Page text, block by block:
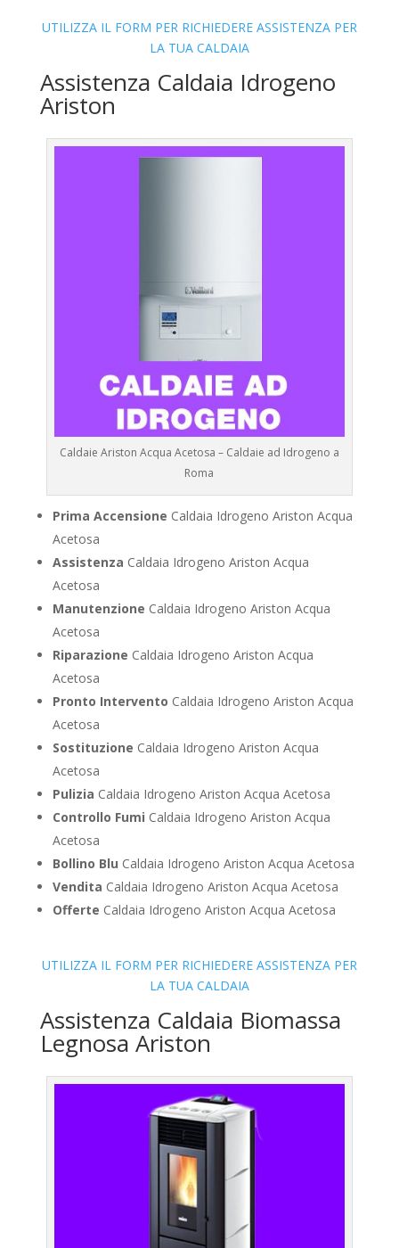
UTILIZZA IL FORM PER RICHIEDERE ASSISTENZA PER
LA TUA CALDAIA
Assistenza Caldaia Idrogeno
Ariston
Caldaie Ariston Acqua Acetosa – Caldaie ad Idrogeno a
Roma
Prima Accensione Caldaia Idrogeno Ariston Acqua
Acetosa
Assistenza Caldaia Idrogeno Ariston Acqua
Acetosa
Manutenzione Caldaia Idrogeno Ariston Acqua
Acetosa
Riparazione Caldaia Idrogeno Ariston Acqua
Acetosa
Pronto Intervento Caldaia Idrogeno Ariston Acqua
Acetosa
Sostituzione Caldaia Idrogeno Ariston Acqua
Acetosa
Pulizia Caldaia Idrogeno Ariston Acqua Acetosa
Controllo Fumi Caldaia Idrogeno Ariston Acqua
Acetosa
Bollino Blu Caldaia Idrogeno Ariston Acqua Acetosa
Vendita Caldaia Idrogeno Ariston Acqua Acetosa
Offerte Caldaia Idrogeno Ariston Acqua Acetosa
UTILIZZA IL FORM PER RICHIEDERE ASSISTENZA PER
LA TUA CALDAIA
Assistenza Caldaia Biomassa
Legnosa Ariston